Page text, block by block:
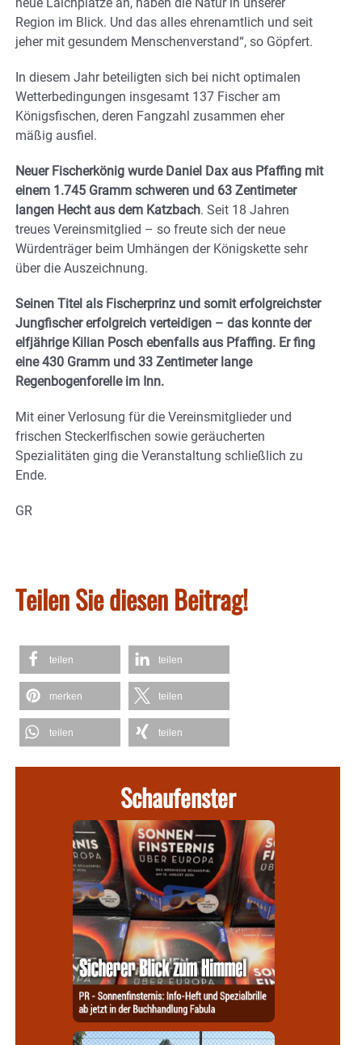
Region im Blick. Und das alles ehrenamtlich und seit
jeher mit gesundem Menschenverstand“, so Göpfert.
In diesem Jahr beteiligten sich bei nicht optimalen
Wetterbedingungen insgesamt 137 Fischer am
Königsfischen, deren Fangzahl zusammen eher
mäßig ausfiel.
Neuer Fischerkönig wurde Daniel Dax aus Pfaffing mit
einem 1.745 Gramm schweren und 63 Zentimeter
langen Hecht aus dem Katzbach. Seit 18 Jahren
treues Vereinsmitglied – so freute sich der neue
Würdenträger beim Umhängen der Königskette sehr
über die Auszeichnung.
Seinen Titel als Fischerprinz und somit erfolgreichster
Jungfischer erfolgreich verteidigen – das konnte der
elfjährige Kilian Posch ebenfalls aus Pfaffing. Er fing
eine 430 Gramm und 33 Zentimeter lange
Regenbogenforelle im Inn.
Mit einer Verlosung für die Vereinsmitglieder und
frischen Steckerlfischen sowie geräucherten
Spezialitäten ging die Veranstaltung schließlich zu
Ende.
GR
Teilen Sie diesen Beitrag!
teilen teilen
merken teilen
teilen teilen
Schaufenster